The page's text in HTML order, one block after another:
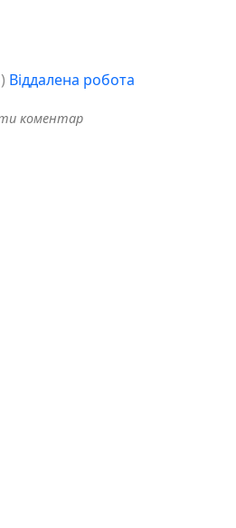
) Віддалена робота
коментар